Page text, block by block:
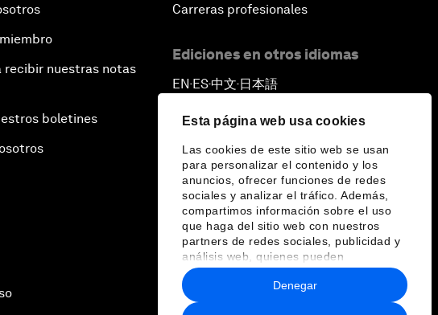
Esta página web usa cookies
Las cookies de este sitio web se usan
para personalizar el contenido y los
anuncios, ofrecer funciones de redes
sociales y analizar el tráfico. Además,
compartimos información sobre el uso
que haga del sitio web con nuestros
partners de redes sociales, publicidad y
análisis web, quienes pueden
combinarla con otra información que les
haya proporcionado o que hayan
recopilado a partir del uso que haya
Denegar
Development Agenda
Artificial Intelligence
on Middle East Security
Powering Africa
An Insight, An Idea with Shakira
Who Can Lead a Multipolar World?
recibir nuestras notas
boletines
Carreras profesionales
Ediciones en otros idiomas
EN ▪ES▪中文▪ 日本語